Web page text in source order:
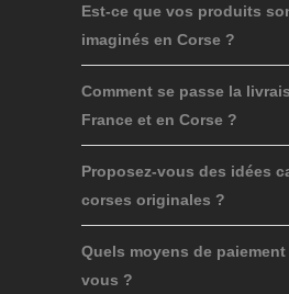
Est-ce que vos produits
imaginés en Corse ?
Comment se passe la
France et en Corse ?
Proposez-vous des idées
corses originales ?
Quels moyens de paiement
vous ?